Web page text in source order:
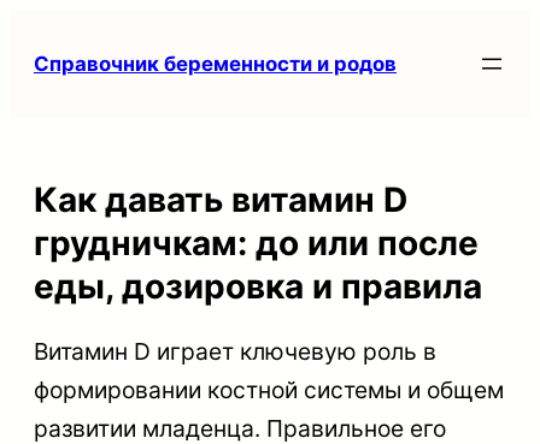
Справочник беременности и родов
Как давать витамин D
грудничкам: до или после
еды, дозировка и правила
Витамин D играет ключевую роль в
формировании костной системы и общем
развитии младенца. Правильное его